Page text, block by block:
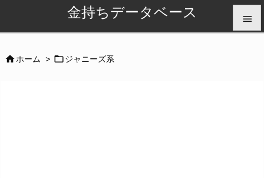
金持ちデータベース 
ホーム > ジャニーズ系